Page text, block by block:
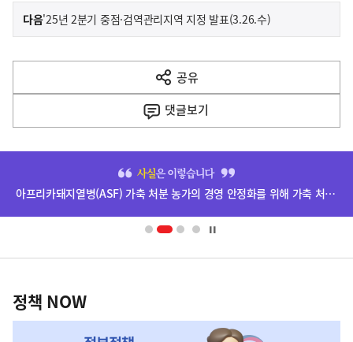
이
전
다
음
다음기
'25년 2분기 중점·검역관리지역 지정 발표(3.26.수)
공유
열
기
댓글보기
단
배
영
아프리카돼지열병(ASF) 가축 처분 농가의 경영 안정화를 위해 가축 처분 보상금을 신속하게 지급하겠습니다.
책
NOW,
정책 NOW